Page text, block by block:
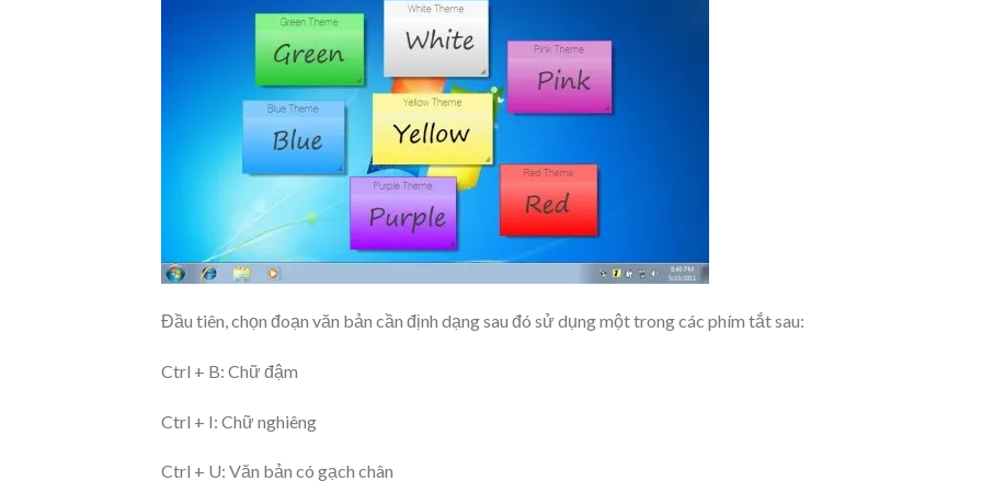
Đầu tiên, chọn đoạn văn bản cần định dạng sau đó sử dụng một trong các phím tắt sau:
Ctrl + B: Chữ đậm
Ctrl + I: Chữ nghiêng
Ctrl + U: Văn bản có gạch chân